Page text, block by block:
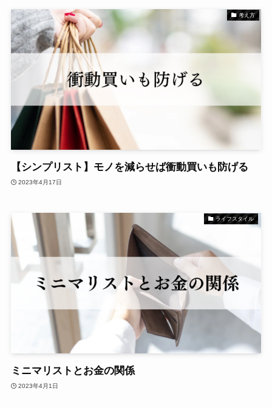
考え方
【シンプリスト】モノを減らせば衝動買いも防げる
2023年4月17日
ライフスタイル
ミニマリストとお金の関係
2023年4月1日